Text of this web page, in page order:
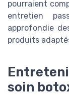
pourraient
entretien
approfondie
produits
soin